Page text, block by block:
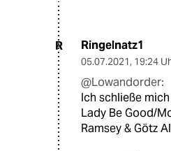
R Ringelnatz1
05.07.2021, 19:24
@Lowandorder:
Ich schließe
Lady Be Good/
Ramsey & Götz